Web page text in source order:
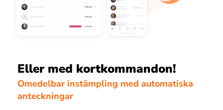
Eller med kortkommandon!
Omedelbar instämpling med automatiska
anteckningar